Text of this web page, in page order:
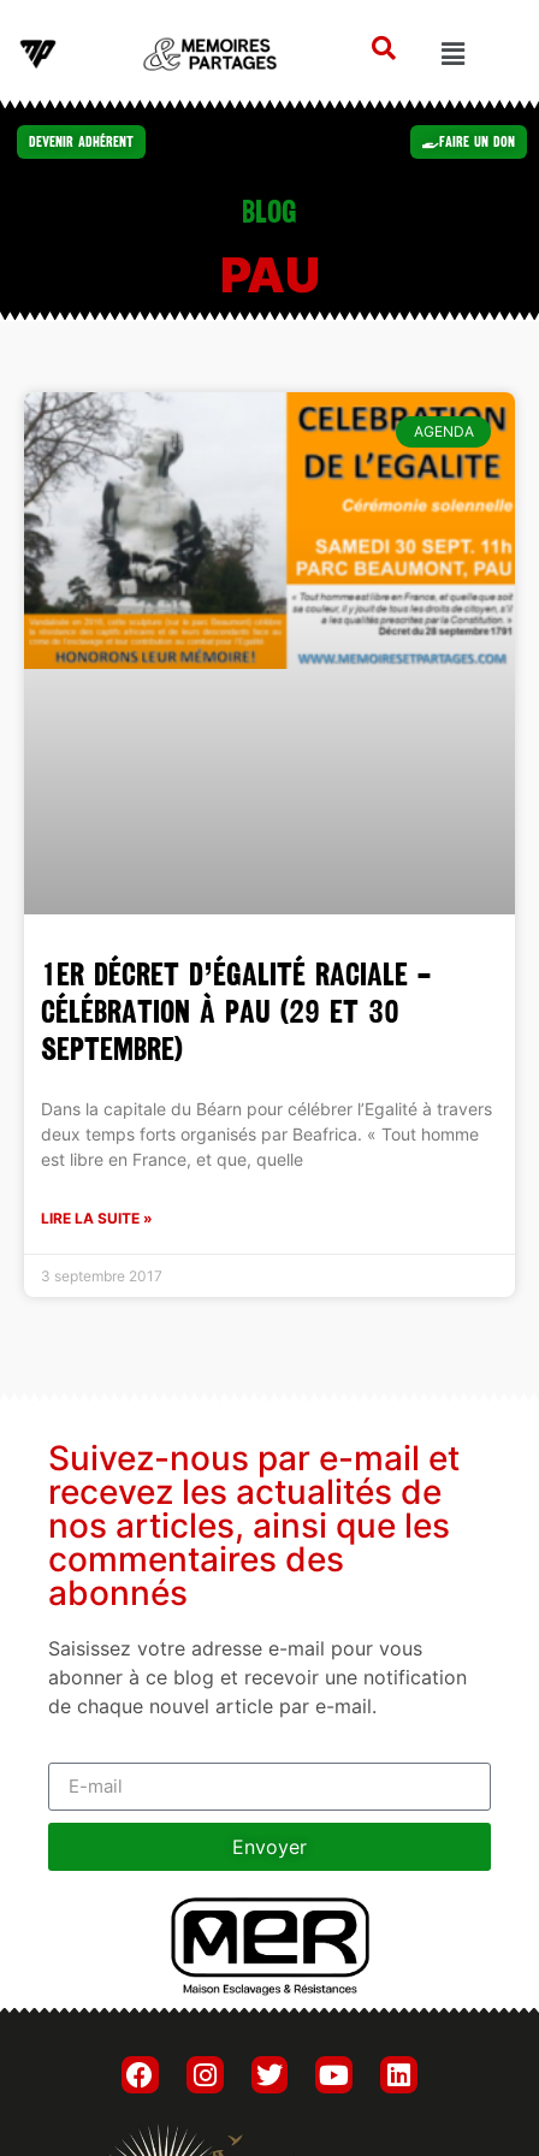
Devenir Adhérent Faire un Don
Blog
PAU
AGENDA
1er DÉCRET D’ÉGALITÉ RACIALE –
célébration à PAU (29 et 30
septembre)
Dans la capitale du Béarn pour célébrer l’Egalité à travers
deux temps forts organisés par Beafrica. « Tout homme
est libre en France, et que, quelle
LIRE LA SUITE »
3 septembre 2017
Suivez-nous par e-mail et
recevez les actualités de
nos articles, ainsi que les
commentaires des
abonnés
Saisissez votre adresse e-mail pour vous
abonner à ce blog et recevoir une notification
de chaque nouvel article par e-mail.
Envoyer